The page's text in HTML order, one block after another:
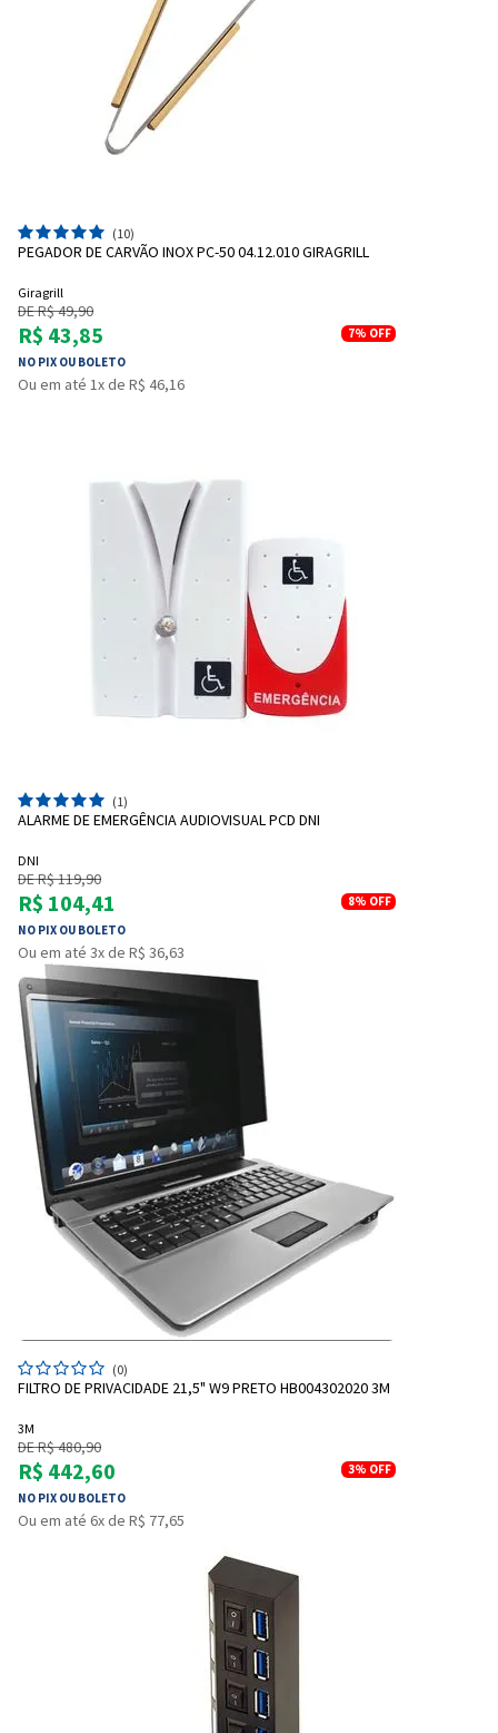
Entrega Flash
Cartão de crédito
Pagamento via Pix
Retire na Loja
(10)
PEGADOR DE CARVÃO INOX PC-50 04.12.010 GIRAGRILL
Giragrill
DE R$ 49,90
R$ 43,85
NO PIX OU BOLETO
7% OFF
Ou em até 1x de R$ 46,16
(1)
ALARME DE EMERGÊNCIA AUDIOVISUAL PCD DNI
DNI
DE R$ 119,90
R$ 104,41
NO PIX OU BOLETO
8% OFF
Ou em até 3x de R$ 36,63
(0)
FILTRO DE PRIVACIDADE 21,5" W9 PRETO HB004302020 3M
3M
DE R$ 480,90
R$ 442,60
NO PIX OU BOLETO
3% OFF
Ou em até 6x de R$ 77,65